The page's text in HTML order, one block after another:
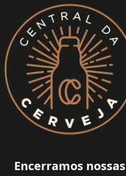
Encerramos nossas